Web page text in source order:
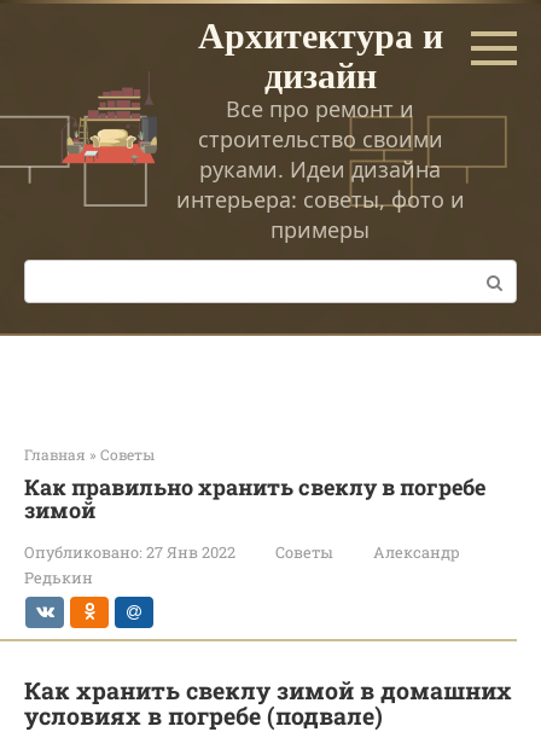
Перейти
Архитектура и
дизайн
Все про ремонт и
строительство своими
руками. Идеи дизайна
интерьера: советы, фото и
примеры
Поиск:
Главная » Советы
Как правильно хранить свеклу в погребе
зимой
Опубликовано: 27 Янв 2022 Советы
Александр
Редькин
Как хранить свеклу зимой в домашних
условиях в погребе (подвале)